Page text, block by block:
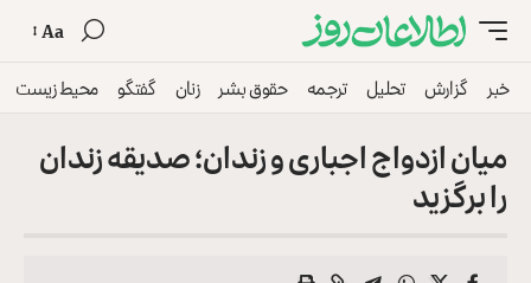
Aa
خبر گزارش تحلیل ترجمه حقوق بشر زنان گفتگو محیط زیست
میان ازدواج اجباری و زندان؛ صدیقه زندان
را برگزید